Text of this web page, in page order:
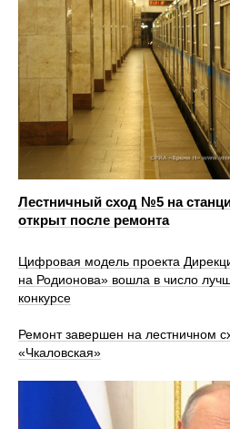
Лестничный сход №5 на
открыт после ремонта
Цифровая модель проекта
на Родионова» вошла в число
конкурсе
Ремонт завершен на лестничном
«Чкаловская»